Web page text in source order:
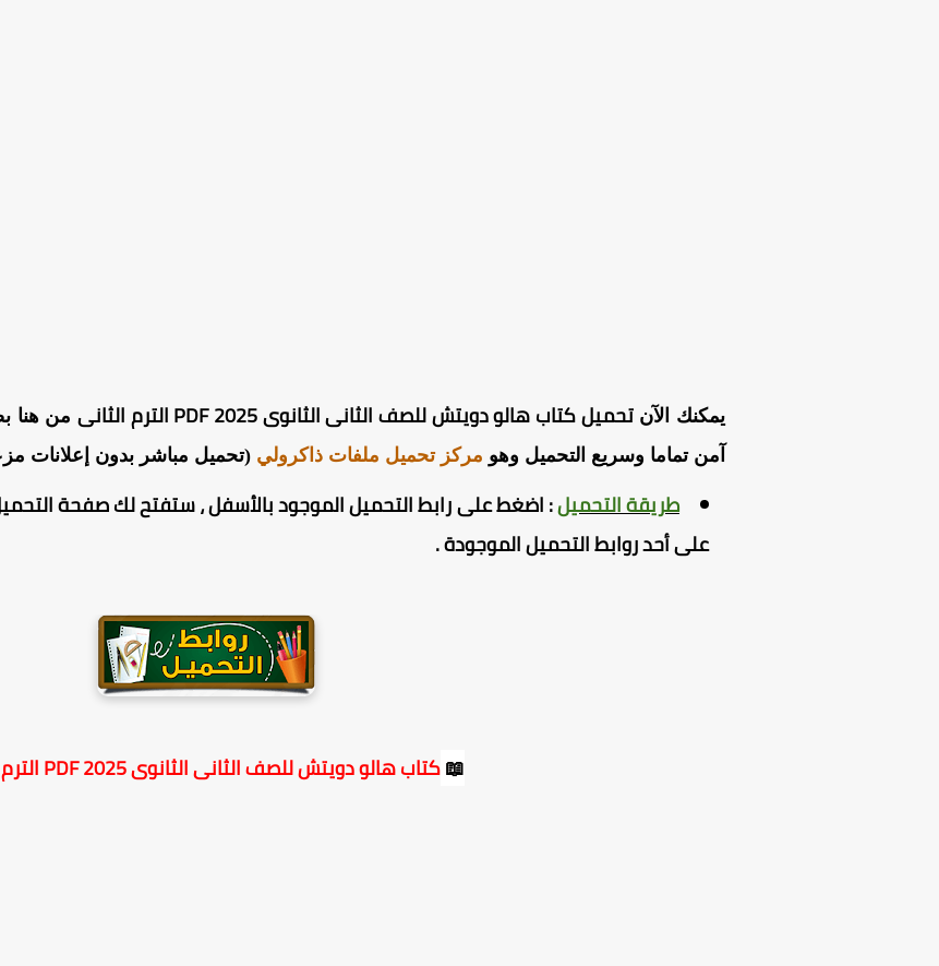
يمكنك الآنتحميل كتاب هالو دويتش للصف الثانى الثانوى 2025 PDF الترم الثانى
آمن تماما وسريع التحميل وهو مركز تحميل ملفات ذاكرولي (تحميل مباشر بدون إعلانات
طريقة التحميل:اضغطعلى رابط التحميل الموجود بالأسفل ، ستفتح لك صفحة
على أحد روابط التحميل الموجودة.
📖كتاب هالو دويتش للصف الثانى الثانوى 2025 PDF الترم الثانى